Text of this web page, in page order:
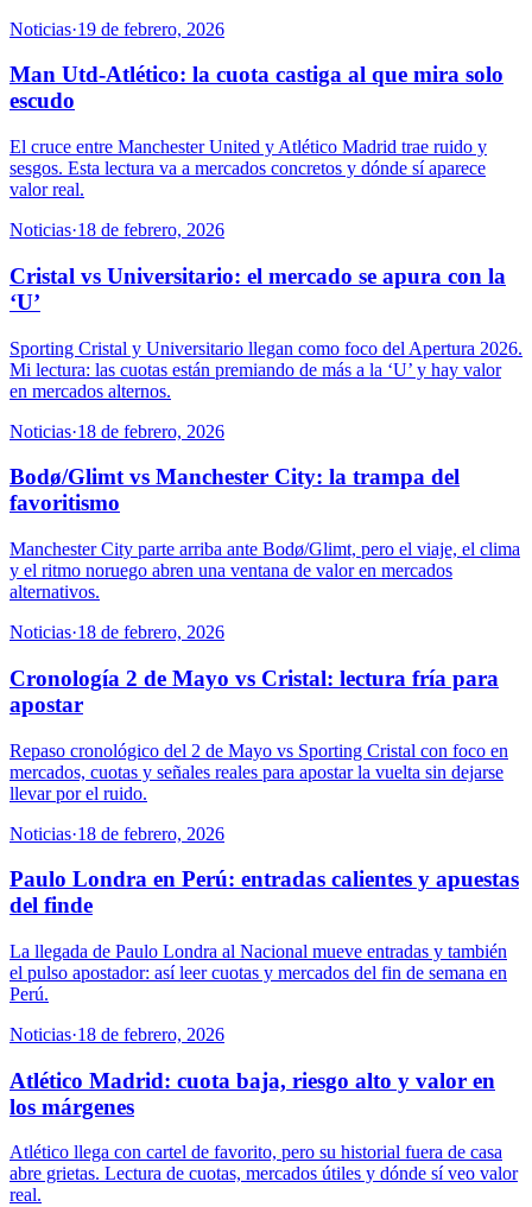
Noticias·19 de febrero, 2026
Man Utd-Atlético: la cuota castiga al que mira solo
escudo
El cruce entre Manchester United y Atlético Madrid trae ruido y
sesgos. Esta lectura va a mercados concretos y dónde sí aparece
valor real.
Noticias·18 de febrero, 2026
Cristal vs Universitario: el mercado se apura con la
‘U’
Sporting Cristal y Universitario llegan como foco del Apertura 2026.
Mi lectura: las cuotas están premiando de más a la ‘U’ y hay valor
en mercados alternos.
Noticias·18 de febrero, 2026
Bodø/Glimt vs Manchester City: la trampa del
favoritismo
Manchester City parte arriba ante Bodø/Glimt, pero el viaje, el clima
y el ritmo noruego abren una ventana de valor en mercados
alternativos.
Noticias·18 de febrero, 2026
Cronología 2 de Mayo vs Cristal: lectura fría para
apostar
Repaso cronológico del 2 de Mayo vs Sporting Cristal con foco en
mercados, cuotas y señales reales para apostar la vuelta sin dejarse
llevar por el ruido.
Noticias·18 de febrero, 2026
Paulo Londra en Perú: entradas calientes y apuestas
del finde
La llegada de Paulo Londra al Nacional mueve entradas y también
el pulso apostador: así leer cuotas y mercados del fin de semana en
Perú.
Noticias·18 de febrero, 2026
Atlético Madrid: cuota baja, riesgo alto y valor en
los márgenes
Atlético llega con cartel de favorito, pero su historial fuera de casa
abre grietas. Lectura de cuotas, mercados útiles y dónde sí veo valor
real.